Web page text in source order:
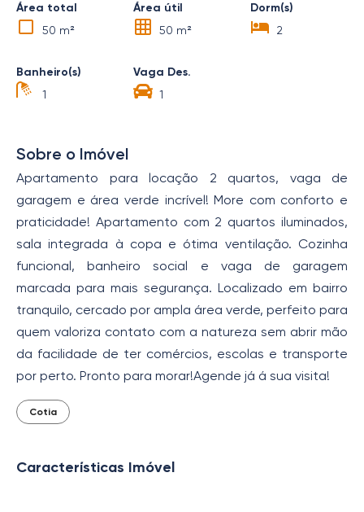
Área total
50 m²
Área útil
50 m²
Dorm(s)
2
Banheiro(s)
1
Vaga Des.
1
Sobre o Imóvel
Apartamento para locação 2 quartos, vaga de
garagem e área verde incrível! More com conforto e
praticidade! Apartamento com 2 quartos iluminados,
sala integrada à copa e ótima ventilação. Cozinha
funcional, banheiro social e vaga de garagem
marcada para mais segurança. Localizado em bairro
tranquilo, cercado por ampla área verde, perfeito para
quem valoriza contato com a natureza sem abrir mão
da facilidade de ter comércios, escolas e transporte
por perto. Pronto para morar!Agende já á sua visita!
Cotia
Características Imóvel